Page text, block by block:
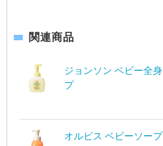
関連商品
ジョンソン ベビー全
プ
オルビス ベビーソープ